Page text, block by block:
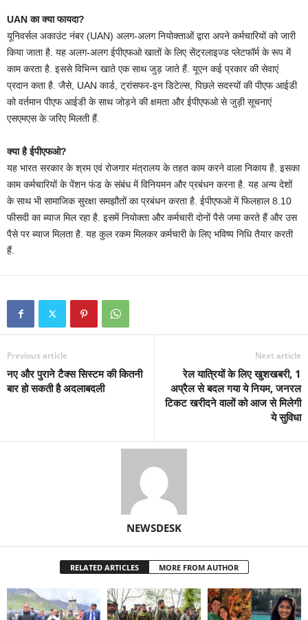
UAN का क्या फायदा?
यूनिवर्सल अकाउंट नंबर (UAN) अलग-अलग नियोक्ताओं द्वारा अपने कर्मचारियों को जारी
किया जाता है. यह अलग-अलग ईपीएफओ खातों के लिए सेंट्रलाइज्ड प्लेटफॉर्म के रूप में
काम करता है. इससे विभिन्न खाते एक साथ जुड़ जाते हैं. यूएन कई प्रकार की सेवाएं
प्रदान कता है. जैसे, UAN कार्ड, ट्रांसफर-इन डिटेल्स, पिछले सदस्यों की पीएफ आईडी
को वर्तमान पीएफ आईडी के साथ जोड़ने की क्षमता और ईपीएफओ से जुड़ी सूचनाएं
एसएमएस के जरिए मिलती हैं.
क्या है ईपीएफओ?
यह भारत सरकार के श्रम एवं रोजगार मंत्रालय के तहत काम करने वाला निकाय है. इसका
काम कर्मचारियों के पेंशन फंड के संबंध में विनियमन और प्रबंधन करना है. यह अन्य देशों
के साथ भी सामाजिक सुरक्षा समझौतों का प्रबंधन करता है. ईपीएफओ में फिलहाल 8.10
फीसदी का ब्याज मिल रहा है. इसमें नियोक्ता और कर्मचारी दोनों पैसे जमा करते हैं और उस
पैसे पर ब्याज मिलता है. यह कुल रकम मिलकर कर्मचारी के लिए भविष्य निधि तैयार करती
हैं.
Previous article
नए और पुराने टैक्स सिस्टम की कितनी
बार हो सकती है अदलाबदली
Next article
रेल यात्रियों के लिए खुशखबरी, 1
अप्रैल से बदल गया ये नियम, जनरल
टिकट खरीदने वालों को आज से मिलेगी
ये सुविधा
NEWSDESK
RELATED ARTICLES MORE FROM AUTHOR